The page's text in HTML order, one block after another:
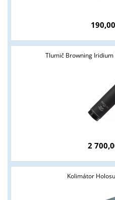
Tlumič Browning Iridium
2
Kolimátor